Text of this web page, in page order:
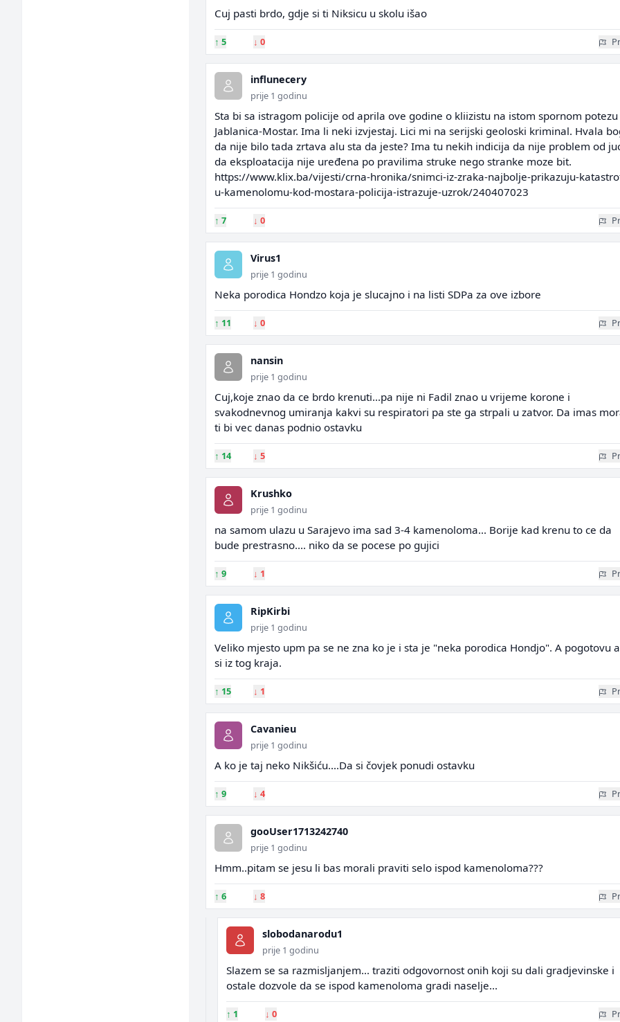
Cuj pasti brdo, gdje si ti Niksicu u skolu išao
↑ 5 ↓ 0
influnecery
prije 1 godinu
Sta bi sa istragom policije od aprila ove godine o kliizistu na istom spornom potezu
Jablanica-Mostar. Ima li neki izvjestaj. Lici mi na serijski geoloski kriminal. Hvala
da nije bilo tada zrtava alu sta da jeste? Ima tu nekih indicija da nije problem od
da eksploatacija nije uređena po pravilima struke nego stranke moze bit.
https://www.klix.ba/vijesti/crna-hronika/snimci-iz-zraka-najbolje-prikazuju-
u-kamenolomu-kod-mostara-policija-istrazuje-uzrok/240407023
↑ 7 ↓ 0
Virus1
prije 1 godinu
Neka porodica Hondzo koja je slucajno i na listi SDPa za ove izbore
↑ 11 ↓ 0
nansin
prije 1 godinu
Cuj,koje znao da ce brdo krenuti...pa nije ni Fadil znao u vrijeme korone i
svakodnevnog umiranja kakvi su respiratori pa ste ga strpali u zatvor. Da imas
ti bi vec danas podnio ostavku
↑ 14 ↓ 5
Krushko
prije 1 godinu
na samom ulazu u Sarajevo ima sad 3-4 kamenoloma... Borije kad krenu to ce da
bude prestrasno.... niko da se pocese po gujici
↑ 9 ↓ 1
RipKirbi
prije 1 godinu
Veliko mjesto upm pa se ne zna ko je i sta je "neka porodica Hondjo". A pogotovu
si iz tog kraja.
↑ 15 ↓ 1
Cavanieu
prije 1 godinu
A ko je taj neko Nikšiću....Da si čovjek ponudi ostavku
↑ 9 ↓ 4
gooUser1713242740
prije 1 godinu
Hmm..pitam se jesu li bas morali praviti selo ispod kamenoloma???
↑ 6 ↓ 8
slobodanarodu1
prije 1 godinu
Slazem se sa razmisljanjem... traziti odgovornost onih koji su dali gradjevinske i
ostale dozvole da se ispod kamenoloma gradi naselje...
↑ 1 ↓ 0